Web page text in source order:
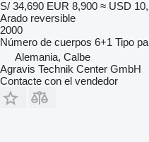
S/ 34,690 EUR 8,900 ≈ USD
Arado reversible
2000
Número de cuerpos 6+1 Tipo
Alemania, Calbe
Agravis Technik Center GmbH
Contacte con el vendedor